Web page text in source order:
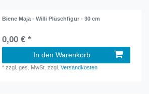
Biene Maja - Willi Plüschfigur - 30 cm
0,00 € *
In den Warenkorb
*zzgl. ges. MwSt. zzgl.Versandkosten